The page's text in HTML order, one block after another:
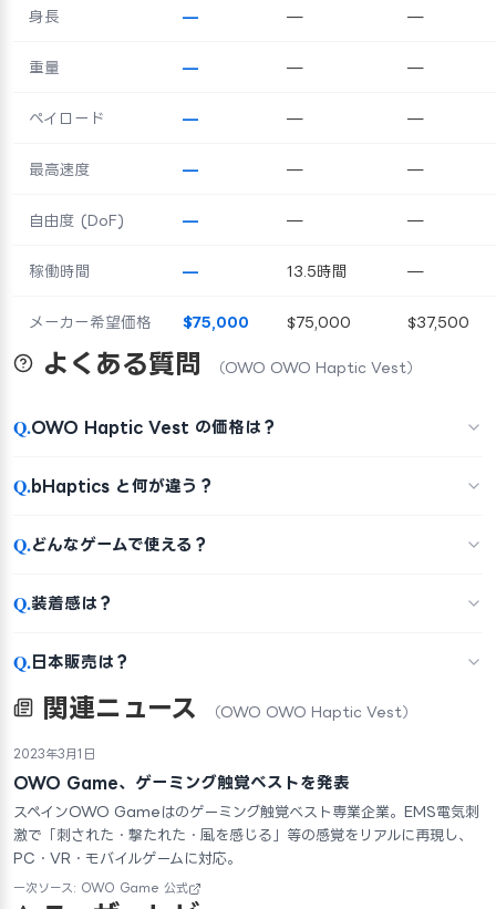
身長 — — —
重量 — — —
ペイロード — — —
最高速度 — — —
自由度 (DoF) — — —
稼働時間 — 13.5時間 —
メーカー希望価格 $75,000 $75,000 $37,500
よくある質問 （OWO OWO Haptic Vest）
Q.OWO Haptic Vest の価格は？
Q.bHaptics と何が違う？
Q.どんなゲームで使える？
Q.装着感は？
Q.日本販売は？
関連ニュース （OWO OWO Haptic Vest）
2023年3月1日
OWO Game、ゲーミング触覚ベストを発表
スペインOWO Gameはのゲーミング触覚ベスト専業企業。EMS電気刺
激で「刺された・撃たれた・風を感じる」等の感覚をリアルに再現し、
PC・VR・モバイルゲームに対応。
一次ソース: OWO Game 公式